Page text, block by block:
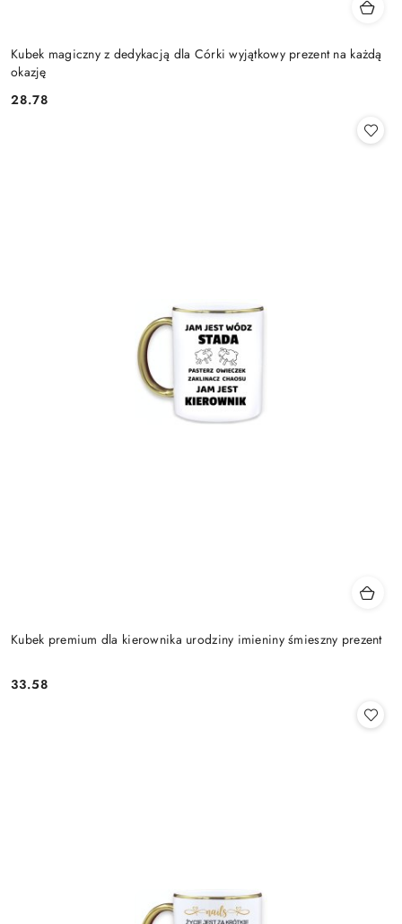
Kubek magiczny z dedykacją dla Córki wyjątkowy prezent na każdą
okazję
Cena:
28.78
Kubek premium dla kierownika urodziny imieniny śmieszny prezent
Cena:
33.58